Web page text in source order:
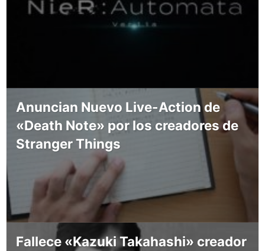
Anuncian Nuevo Live-Action de
«Death Note» por los creadores de
Stranger Things
Fallece «Kazuki Takahashi» creador